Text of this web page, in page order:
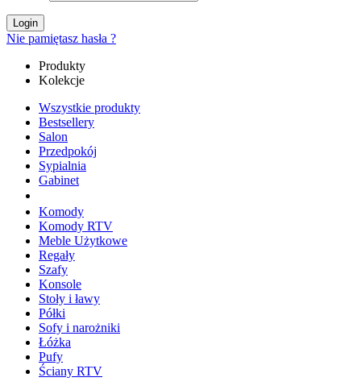
Login
Nie pamiętasz hasła ?
Produkty
Kolekcje
Wszystkie produkty
Bestsellery
Salon
Przedpokój
Sypialnia
Gabinet
Komody
Komody RTV
Meble Użytkowe
Regały
Szafy
Konsole
Stoły i ławy
Półki
Sofy i narożniki
Łóżka
Pufy
Ściany RTV